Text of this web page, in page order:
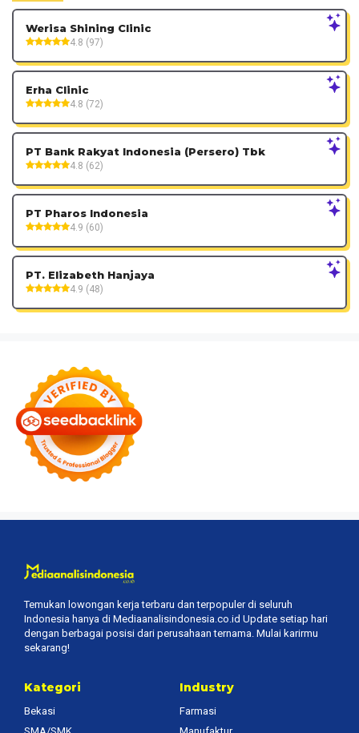
Werisa Shining Clinic
4.8 (97)
Erha Clinic
4.8 (72)
PT Bank Rakyat Indonesia (Persero) Tbk
4.8 (62)
PT Pharos Indonesia
4.9 (60)
PT. Elizabeth Hanjaya
4.9 (48)
Temukan lowongan kerja terbaru dan terpopuler di seluruh
Indonesia hanya di Mediaanalisindonesia.co.id Update setiap hari
dengan berbagai posisi dari perusahaan ternama. Mulai karirmu
sekarang!
Kategori
Bekasi
Industry
Farmasi